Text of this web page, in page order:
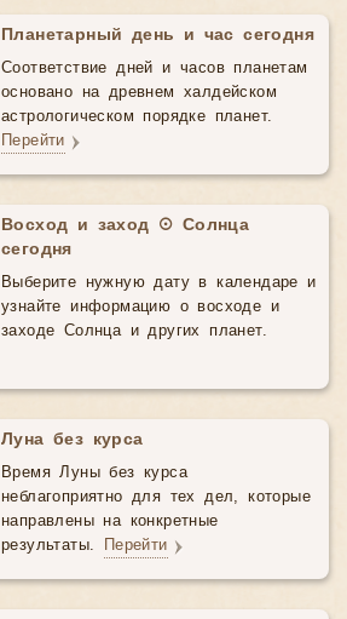
Планетарный день и час сегодня
Соответствие дней и часов планетам
основано на древнем халдейском
астрологическом порядке планет.
Перейти
Восход и заход ☉ Солнца
сегодня
Выберите нужную дату в календаре и
узнайте информацию о восходе и
заходе Солнца и других планет.
Луна без курса
Время Луны без курса
неблагоприятно для тех дел, которые
направлены на конкретные
результаты. Перейти